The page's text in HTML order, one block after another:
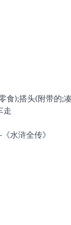
食);搭头(附带的;
走
水浒全传》